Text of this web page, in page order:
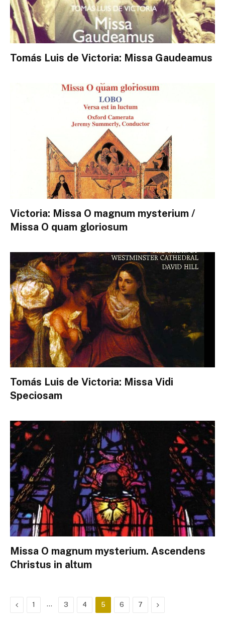
Tomás Luis de Victoria: Missa Gaudeamus
Victoria: Missa O magnum mysterium /
Missa O quam gloriosum
Tomás Luis de Victoria: Missa Vidi
Speciosam
Missa O magnum mysterium. Ascendens
Christus in altum
Previous
1 … 3 4 5 6 7 Next